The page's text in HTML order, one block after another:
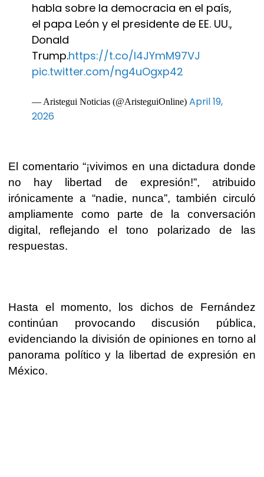
habla sobre la democracia en el país,
el papa León y el presidente de EE. UU.,
Donald
Trump.https://t.co/I4JYmM97VJ
pic.twitter.com/ng4uOgxp42
— Aristegui Noticias (@AristeguiOnline) April 19,
2026
El comentario “¡vivimos en una dictadura donde
no hay libertad de expresión!”, atribuido
irónicamente a “nadie, nunca”, también circuló
ampliamente como parte de la conversación
digital, reflejando el tono polarizado de las
respuestas.
Hasta el momento, los dichos de Fernández
continúan provocando discusión pública,
evidenciando la división de opiniones en torno al
panorama político y la libertad de expresión en
México.